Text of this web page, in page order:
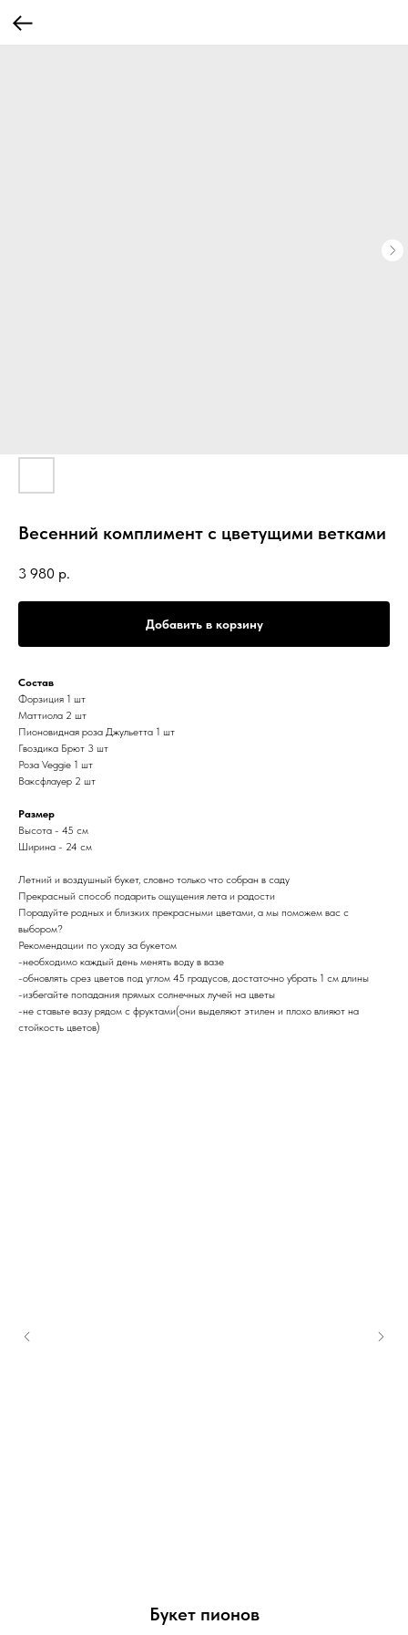
Весенний комплимент с цветущими ветками
3 980 р.
Добавить в корзину
Состав
Форзиция 1 шт
Маттиола 2 шт
Пионовидная роза Джульетта 1 шт
Гвоздика Брют 3 шт
Роза Veggie 1 шт
Ваксфлауер 2 шт
Размер
Высота - 45 см
Ширина - 24 см
Летний и воздушный букет, словно только что собран в саду
Прекрасный способ подарить ощущения лета и радости
Порадуйте родных и близких прекрасными цветами, а мы поможем вас с
выбором?
Рекомендации по уходу за букетом
-необходимо каждый день менять воду в вазе
-обновлять срез цветов под углом 45 градусов, достаточно убрать 1 см длины
-избегайте попадания прямых солнечных лучей на цветы
-не ставьте вазу рядом с фруктами(они выделяют этилен и плохо влияют на
стойкость цветов)
Букет пионов